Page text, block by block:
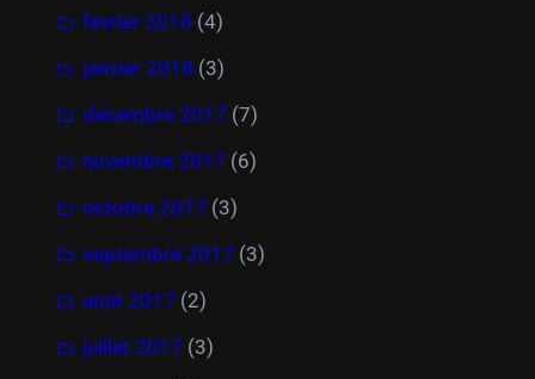
février 2018 (4)
janvier 2018 (3)
décembre 2017 (7)
novembre 2017 (6)
octobre 2017 (3)
septembre 2017 (3)
août 2017 (2)
juillet 2017 (3)